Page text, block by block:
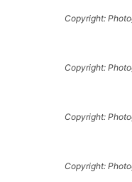
Copyright:
Copyright:
Copyright:
Copyright: